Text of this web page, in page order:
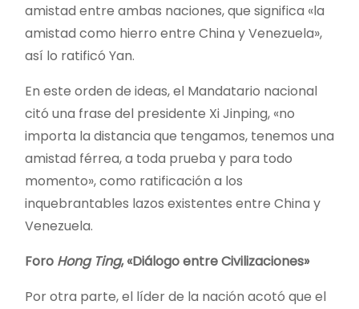
amistad entre ambas naciones, que significa «la
amistad como hierro entre China y Venezuela»,
así lo ratificó Yan.
En este orden de ideas, el Mandatario nacional
citó una frase del presidente Xi Jinping, «no
importa la distancia que tengamos, tenemos una
amistad férrea, a toda prueba y para todo
momento», como ratificación a los
inquebrantables lazos existentes entre China y
Venezuela.
Foro Hong Ting, «Diálogo entre Civilizaciones»
Por otra parte, el líder de la nación acotó que el